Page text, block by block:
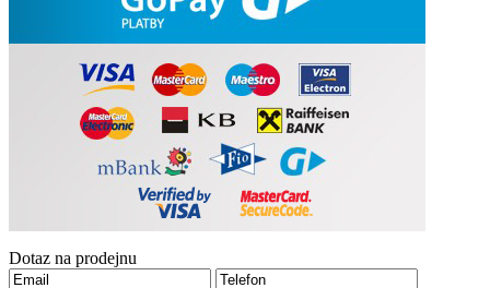
Dotaz na prodejnu